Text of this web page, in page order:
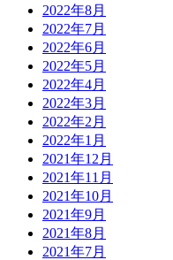
2022年8月
2022年7月
2022年6月
2022年5月
2022年4月
2022年3月
2022年2月
2022年1月
2021年12月
2021年11月
2021年10月
2021年9月
2021年8月
2021年7月